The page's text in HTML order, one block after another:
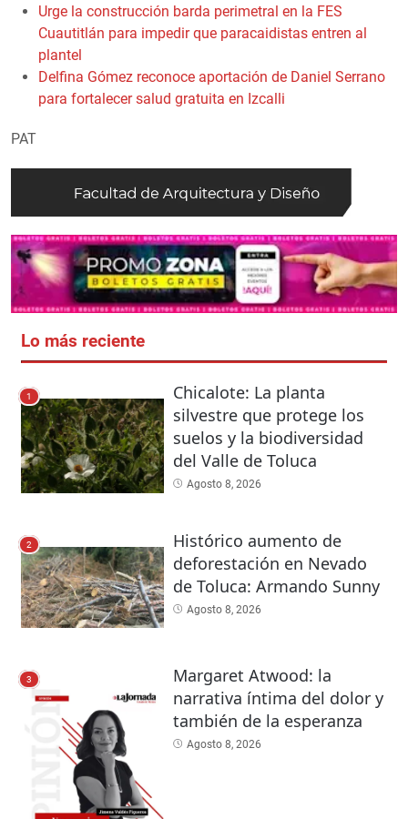
Urge la construcción barda perimetral en la FES
Cuautitlán para impedir que paracaidistas entren al
plantel
Delfina Gómez reconoce aportación de Daniel Serrano
para fortalecer salud gratuita en Izcalli
PAT
Lo más reciente
1
Chicalote: La planta
silvestre que protege los
suelos y la biodiversidad
del Valle de Toluca
Agosto 8, 2026
2
Histórico aumento de
deforestación en Nevado
de Toluca: Armando Sunny
Agosto 8, 2026
3
Margaret Atwood: la
narrativa íntima del dolor y
también de la esperanza
Agosto 8, 2026